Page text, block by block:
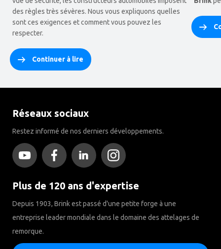
des règles très sévères. Nous vous expliquons quelles
sont ces exigences et comment vous pouvez les
respecter.
Continuer à lire
Réseaux sociaux
Restez informé de nos derniers développements.
Plus de 120 ans d'expertise
Depuis 1903, Brink est passé d'une petite forge à une
entreprise leader mondiale dans le domaine des attelages de
remorque.